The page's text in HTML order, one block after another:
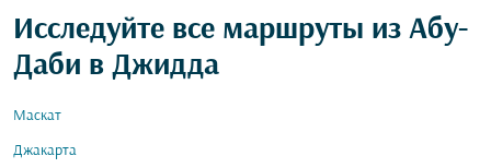
Исследуйте все маршруты из Абу-
Даби в Джидда
Маскат
Джакарта